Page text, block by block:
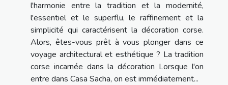
l'harmonie entre la tradition et la modernité,
l'essentiel et le superflu, le raffinement et la
simplicité qui caractérisent la décoration corse.
Alors, êtes-vous prêt à vous plonger dans ce
voyage architectural et esthétique ? La tradition
corse incarnée dans la décoration Lorsque l'on
entre dans Casa Sacha, on est immédiatement...